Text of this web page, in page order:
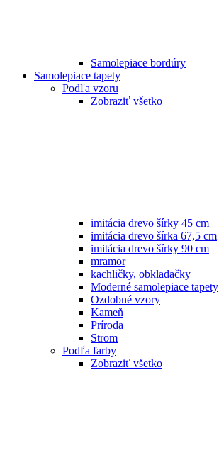
Samolepiace bordúry
Samolepiace tapety
Podľa vzoru
Zobraziť všetko
imitácia drevo šírky 45 cm
imitácia drevo šírka 67,5 cm
imitácia drevo šírky 90 cm
mramor
kachličky, obkladačky
Moderné samolepiace tapety
Ozdobné vzory
Kameň
Príroda
Strom
Podľa farby
Zobraziť všetko